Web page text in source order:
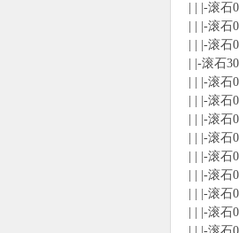
| | |-滚
| | |-滚
| | |-滚
| |-滚石
| | |-滚
| | |-滚
| | |-滚
| | |-滚
| | |-滚
| | |-滚
| | |-滚
| | |-滚